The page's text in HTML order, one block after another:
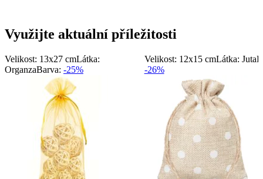
Využijte aktuální příležitosti
Velikost: 13x27 cmLátka:
OrganzaBarva: -25%
Velikost: 12x15 cmLátka: Juta
-26%